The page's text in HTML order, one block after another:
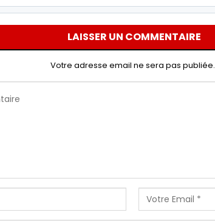
LAISSER UN COMMENTAIRE
Votre adresse email ne sera pas publiée.